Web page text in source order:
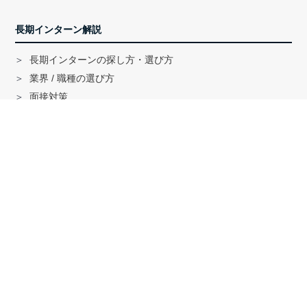
長期インターン解説
長期インターンの探し方・選び方
業界 / 職種の選び方
面接対策